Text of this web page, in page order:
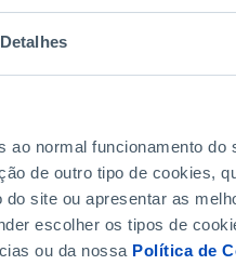
Detalhes
normal funcionamento do
de outro tipo de cookies,
site ou apresentar as
escolher os tipos de
ou da nossa Política de